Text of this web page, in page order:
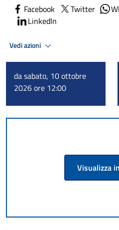
Facebook Twitter
LinkedIn
Vedi azioni
da sabato, 10 ottobre
2026 ore 12:00
Visualizza